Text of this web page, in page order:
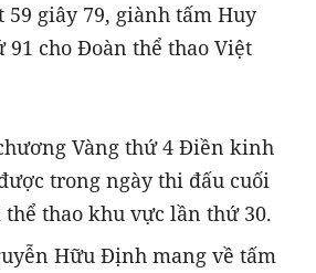
giây 79, giành tấm Huy
91 cho Đoàn thể thao Việt
Vàng thứ 4 Điền kinh
trong ngày thi đấu cuối
thao khu vực lần thứ 30.
Hữu Định mang về tấm